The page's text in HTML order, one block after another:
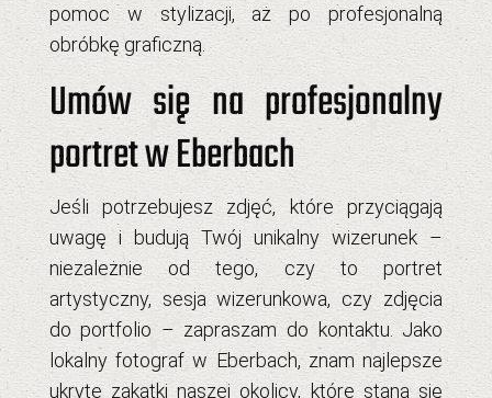
pomoc w stylizacji, aż po profesjonalną
obróbkę graficzną.
Umów się na profesjonalny
portret w Eberbach
Jeśli potrzebujesz zdjęć, które przyciągają
uwagę i budują Twój unikalny wizerunek –
niezależnie od tego, czy to portret
artystyczny, sesja wizerunkowa, czy zdjęcia
do portfolio – zapraszam do kontaktu. Jako
lokalny fotograf w Eberbach, znam najlepsze
ukryte zakątki naszej okolicy, które staną się